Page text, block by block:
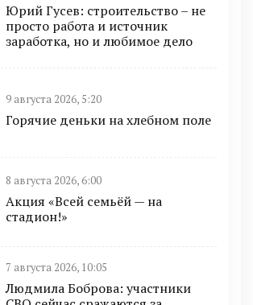
Юрий Гусев: строительство – не
просто работа и источник
заработка, но и любимое дело
9 августа 2026, 5:20
Горячие деньки на хлебном поле
8 августа 2026, 6:00
Акция «Всей семьёй — на
стадион!»
7 августа 2026, 10:05
Людмила Боброва: участники